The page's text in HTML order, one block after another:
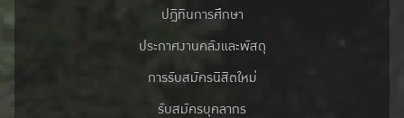
ปฎิทินการศึกษา
ประกาศงานคลังและพัสดุ
การรับสมัครนิสิตใหม่
รับสมัครบุคลากร